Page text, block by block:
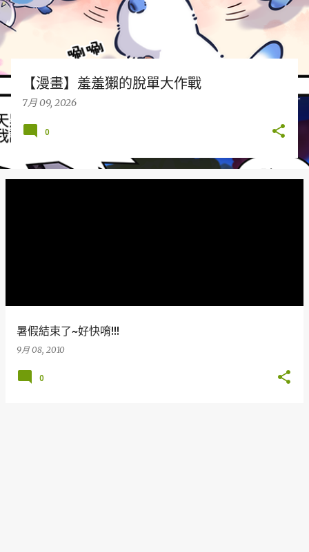
【漫畫】羞羞獺的脫單大作戰
7月 09, 2026
0
暑假結束了~好快唷!!!
9月 08, 2010
0